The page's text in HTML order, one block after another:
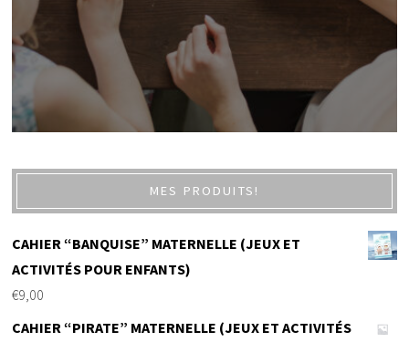
MES PRODUITS!
CAHIER “BANQUISE” MATERNELLE (JEUX ET
ACTIVITÉS POUR ENFANTS)
€9,00
CAHIER “PIRATE” MATERNELLE (JEUX ET ACTIVITÉS